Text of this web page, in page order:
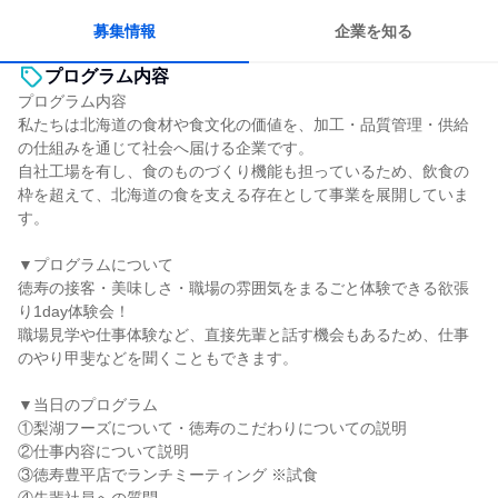
募集情報 企業を知る
プログラム内容
プログラム内容
私たちは北海道の食材や食文化の価値を、加工・品質管理・供給
の仕組みを通じて社会へ届ける企業です。
自社工場を有し、食のものづくり機能も担っているため、飲食の
枠を超えて、北海道の食を支える存在として事業を展開していま
す。
▼プログラムについて
徳寿の接客・美味しさ・職場の雰囲気をまるごと体験できる欲張
り1day体験会！
職場見学や仕事体験など、直接先輩と話す機会もあるため、仕事
のやり甲斐などを聞くこともできます。
▼当日のプログラム
①梨湖フーズについて・徳寿のこだわりについての説明
②仕事内容について説明
③徳寿豊平店でランチミーティング ※試食